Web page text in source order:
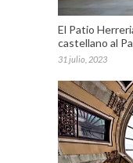
El Patio
castellano al
31 julio, 2023